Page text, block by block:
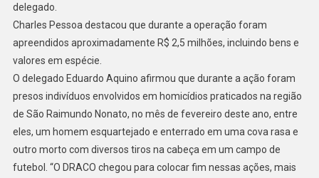
delegado.
Charles Pessoa destacou que durante a operação foram
apreendidos aproximadamente R$ 2,5 milhões, incluindo bens e
valores em espécie.
O delegado Eduardo Aquino afirmou que durante a ação foram
presos indivíduos envolvidos em homicídios praticados na região
de São Raimundo Nonato, no mês de fevereiro deste ano, entre
eles, um homem esquartejado e enterrado em uma cova rasa e
outro morto com diversos tiros na cabeça em um campo de
futebol. “O DRACO chegou para colocar fim nessas ações, mais